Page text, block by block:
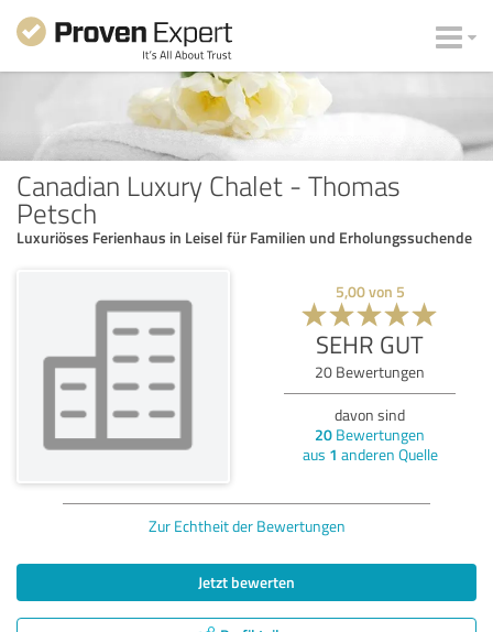
Canadian Luxury Chalet - Thomas
Petsch
Luxuriöses Ferienhaus in Leisel für Familien und Erholungssuchende
5,00von 5
SEHR GUT
20 Bewertungen
davon sind
20 Bewertungen
aus 1 anderen Quelle
Zur Echtheit der Bewertungen
Jetzt bewerten